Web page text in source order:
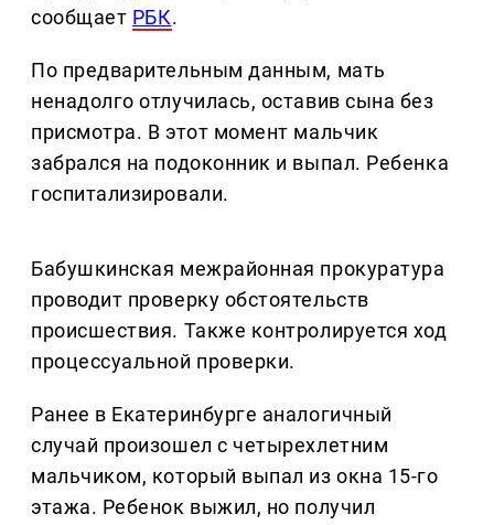
сообщает РБК.
По предварительным данным, мать
ненадолго отлучилась, оставив сына без
присмотра. В этот момент мальчик
забрался на подоконник и выпал. Ребенка
госпитализировали.
Бабушкинская межрайонная прокуратура
проводит проверку обстоятельств
происшествия. Также контролируется ход
процессуальной проверки.
Ранее в Екатеринбурге аналогичный
случай произошел с четырехлетним
мальчиком, который выпал из окна 15-го
этажа. Ребенок выжил, но получил